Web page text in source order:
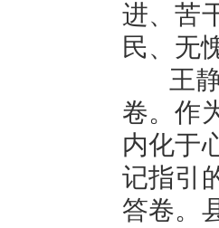
进、苦
民、无
王静
卷。作
内化于
记指引
答卷。